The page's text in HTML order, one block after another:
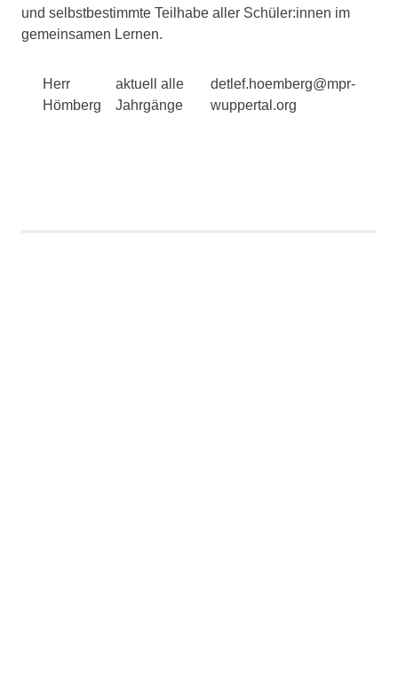
und selbstbestimmte Teilhabe aller Schüler:innen im
gemeinsamen Lernen.
Herr
Hömberg
aktuell alle
Jahrgänge
detlef.hoemberg@mpr-
wuppertal.org